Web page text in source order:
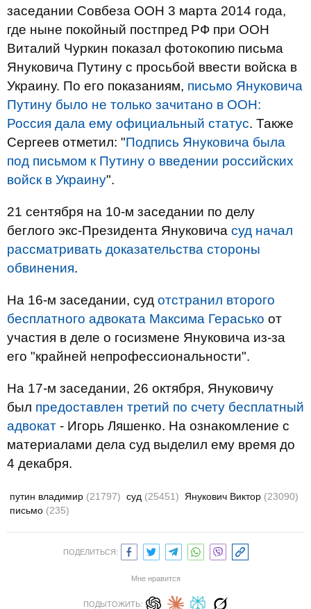
заседании Совбеза ООН 3 марта 2014 года,
где ныне покойный постпред РФ при ООН
Виталий Чуркин показал фотокопию письма
Януковича Путину с просьбой ввести войска в
Украину. По его показаниям, письмо Януковича
Путину было не только зачитано в ООН:
Россия дала ему официальный статус. Также
Сергеев отметил: "Подпись Януковича была
под письмом к Путину о введении российских
войск в Украину".
21 сентября на 10-м заседании по делу
беглого экс-Президента Януковича суд начал
рассматривать доказательства стороны
обвинения.
На 16-м заседании, суд отстранил второго
бесплатного адвоката Максима Герасько от
участия в деле о госизмене Януковича из-за
его "крайней непрофессиональности".
На 17-м заседании, 26 октября, Януковичу
был предоставлен третий по счету бесплатный
адвокат - Игорь Ляшенко. На ознакомление с
материалами дела суд выделил ему время до
4 декабря.
путин владимир (21797) суд (25451) Янукович Виктор (23090)
письмо (235)
ПОДЕЛИТЬСЯ:
Мне нравится
ПОДЫТОЖИТЬ: